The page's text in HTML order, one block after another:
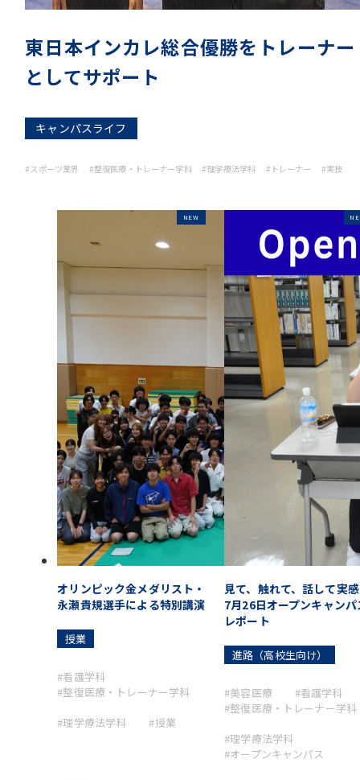
東日本インカレ総合優勝をトレーナー
としてサポート
キャンパスライフ
#スポーツ業界 #整復医療・トレーナー学科#理学療法学科 #トレーナー #実技
オリンピック金メダリスト・
永瀬貴規選手による特別講演
授業
#看護学科
#整復医療・トレーナー学科
#理学療法学科
#授業
見て、触れて、話して実
7月26日オープンキャンパ
レポート
進路（高校生向け）
#美容医療
#看護学科
#整復医療・トレーナー学科
#理学療法学科
#オープンキャンパス